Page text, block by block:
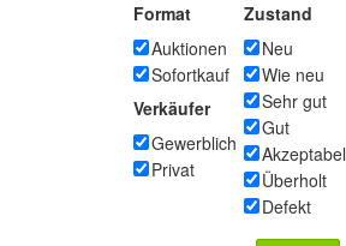
Format
Auktionen
Sofortkauf
Verkäufer
Gewerblich
Privat
Zustand
Neu
Wie neu
Sehr gut
Gut
Akzeptabel
Überholt
Defekt